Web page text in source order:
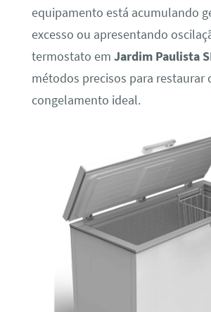
equipamento está acumulando
excesso ou apresentando
termostato em Jardim Paulista
métodos precisos para restaurar
congelamento ideal.